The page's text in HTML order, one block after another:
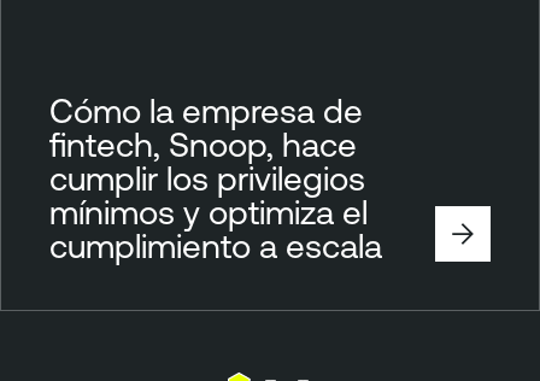
Cómo la empresa de
fintech, Snoop, hace
cumplir los privilegios
mínimos y optimiza el
cumplimiento a escala